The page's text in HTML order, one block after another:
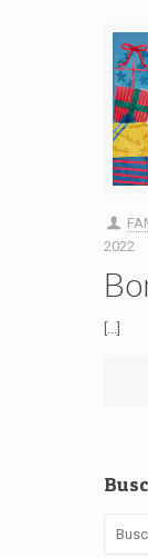
2022
[...]